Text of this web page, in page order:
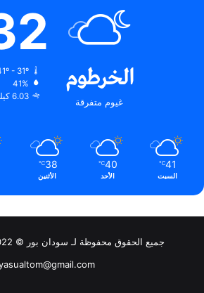
الخرطوم
غيوم متفرقة
41º - 31º
41%
6.03 كيلومتر/ساعة
41
℃
السبت
40
℃
الأحد
38
℃
الأثنين